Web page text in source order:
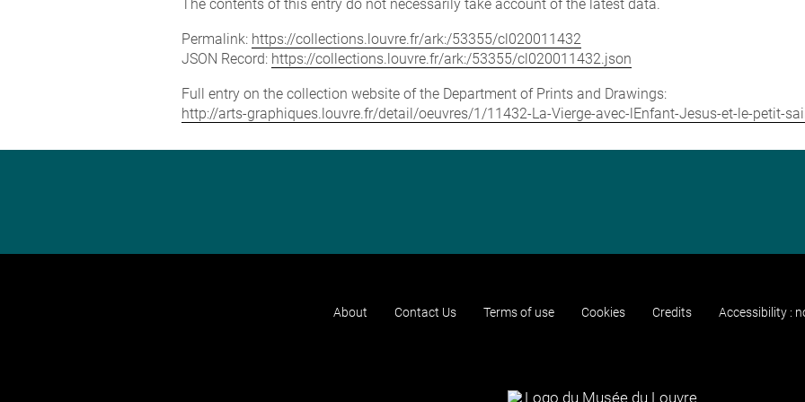
The contents of this entry do not necessarily take account of the latest data.
Permalink: https://collections.louvre.fr/ark:/53355/cl020011432
JSON Record: https://collections.louvre.fr/ark:/53355/cl020011432.json
Full entry on the collection website of the Department of Prints and Drawings:
http://arts-graphiques.louvre.fr/detail/oeuvres/1/11432-La-Vierge-avec-lEnfant-Jesus-et-le-petit-
About Contact Us Terms of use Cookies Credits Accessibility :